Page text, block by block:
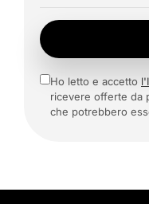
Ho letto e accetto
ricevere offerte da
che potrebbero